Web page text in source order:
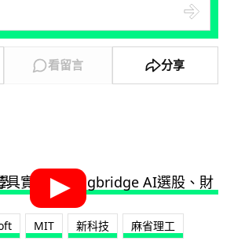
看留言 分享
MIT 新科技 麻省理工